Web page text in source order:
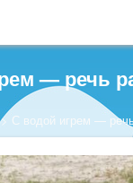
— речь
С водой игрем —